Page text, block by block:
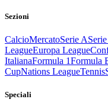
Sezioni
CalcioMercatoSerie A
LeagueEuropa League
ItalianaFormula 1Formula
CupNations LeagueTennis
Speciali